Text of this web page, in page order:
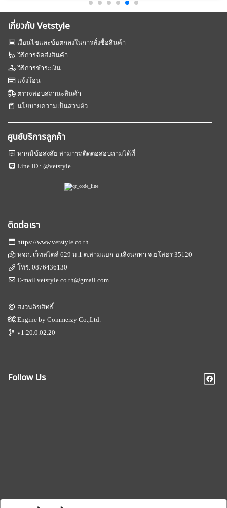
เกี่ยวกับ Vetstyle
เงื่อนไขและข้อตกลงในการสั่งซื้อสินค้า
วิธีการจัดส่งสินค้า
วิธีการชำระเงิน
แจ้งโอน
ตรวจสอบสถานะสินค้า
นโยบายความเป็นส่วนตัว
ศูนย์บริการลูกค้า
หากมีข้อสงสัย สามารถติดต่อสอบถามได้ที่
Line ID :@vetstyle
ติดต่อเรา
https://www.vetstyle.co.th
หจก. เว็ทสไตล์ 629 ม.1 ต.สามแยก อ.เลิงนกทา จ.ยโสธร 35120
โทร.0876436130
E-mailvetstyle.co.th@gmail.com
สงวนลิขสิทธิ์
Engine byCommerzy Co.,Ltd.
v1.20.0.02.20
Follow Us